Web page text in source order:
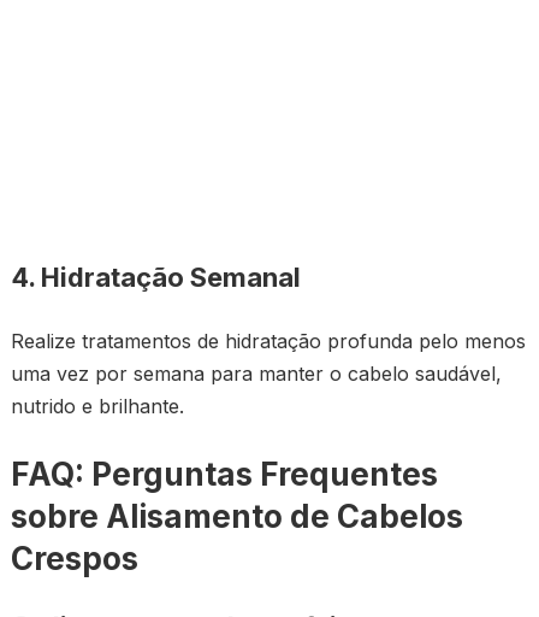
4. Hidratação Semanal
Realize tratamentos de hidratação profunda pelo menos
uma vez por semana para manter o cabelo saudável,
nutrido e brilhante.
FAQ: Perguntas Frequentes
sobre Alisamento de Cabelos
Crespos